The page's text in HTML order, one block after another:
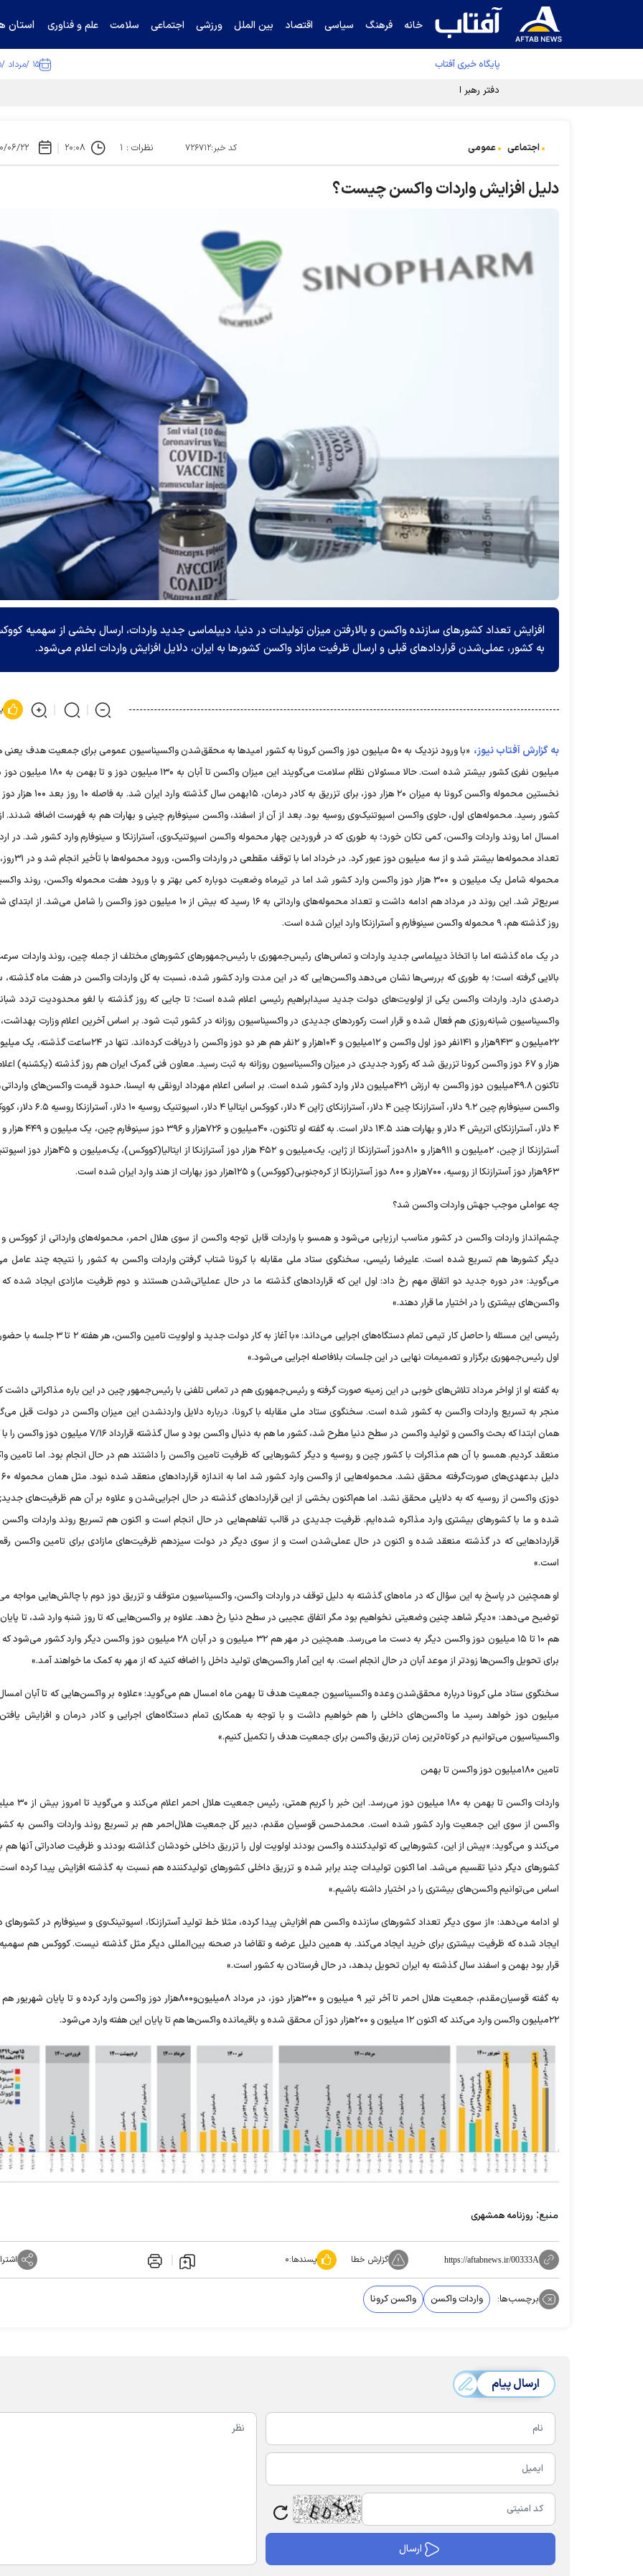
خانه فرهنگ سیاسی اقتصاد بین الملل ورزشی اجتماعی سلامت علم و فناوری استان
پایگاه خبری آفتاب ۱۵ /مرداد /۱۴۰۵
دفتر رهبر انقلاب ادعای خرازی درباره پزشکیان را تکذیب کرد
اجتماعی عمومی کد خبر:۷۲۶۷۱۲ نظرات : ۱ ۲۰:۰۸ ۱۴۰۰/
دلیل افزایش واردات واکسن چیست؟
افزایش تعداد کشورهای سازنده واکسن و بالارفتن میزان تولیدات در دنیا، دیپلماسی جدید واردات، ارسال بخشی از سهمیه
به کشور، عملی‌شدن قراردادهای قبلی و ارسال ظرفیت مازاد واکسن کشورها به ایران، دلایل افزایش واردات اعلام می‌شود.
به گزارش آفتاب نیوز،
میلیون نفری کشور بیشتر شده است. حالا مسئولان نظام سلامت می‌گویند این میزان واکسن تا
نخستین محموله واکسن کرونا به میزان ۲۰ هزار دوز، برای تزریق به کادر
کشور رسید. محموله‌های اول، حاوی واکسن اسپوتنیک‌وی روسیه بود. بعد از آن از اسفند، واکسن‌ سینوفارم چینی و بهارات هم به فهرست اضافه شدند.
امسال اما روند واردات واکسن، کمی تکان خورد؛ به‌ طوری‌ که در فروردین چهار محموله واکسن اسپوتنیک‌وی، آسترازنکا و سینوفارم وارد کشور شد. در
تعداد محموله‌ها بیشتر شد و از سه میلیون
محموله شامل یک میلیون و ۳۰۰ هزار دوز واکسن وارد کشور شد اما در تیرماه وضعیت دوباره کمی بهتر و با ورود هفت محموله واکسن، روند
سریع‌تر شد. این روند در مرداد هم ادامه داشت و تعداد محموله‌های وارداتی به ۱۶ رسید که بیش از ۱۰ میلیون دوز واکسن را شامل
روز گذشته هم، ۹ محموله واکسن سینوفارم و آسترازنکا وارد ایران شده است.
در یک‌ ماه گذشته اما با اتخاذ دیپلماسی جدید واردات و تماس‌های رئیس‌جمهوری با رئیس‌جمهورهای کشورهای مختلف از جمله چین، روند واردات
درصدی دارد. واردات واکسن یکی از اولویت‌های دولت جدید سیدابراهیم رئیسی اعلام شده است؛ تا جایی که روز گذشته با لغو محدودیت تردد
واکسیناسیون شبانه‌روزی هم فعال شده و قرار است رکوردهای جدیدی در واکسیناسیون روزانه در کشور ثبت شود. بر اساس آخرین اعلام وزارت بهداشت،
هزار و ۶۷ دوز واکسن کرونا تزریق شد که رکورد جدیدی در میزان واکسیناسیون روزانه به ثبت رسید. معاون فنی گمرک ایران هم روز گذشته (یکشنبه)
تاکنون ۴۹.۸میلیون دوز واکسن به ارزش ۴۲۱میلیون دلار وارد کشور شده است. بر اساس اعلام مهرداد ارونقی به ایسنا، حدود قیمت واکسن‌های
واکسن سینوفارم چین ۹.۲ دلار، آسترازنکا چین ۴ دلار، آسترازنکای ژاپن ۴ دلار،
آسترازنکا از چین، ۲میلیون و ۹۱۱هزار و ۸۱۰دوز آسترازنکا از ژاپن، یک‌میلیون و ۴۵۲ هزار دوز
۹۶۳هزار دوز آسترازنکا از روسیه، ۷۰۰هزار و ۸۰۰ دوز آسترازنکا از کره‌جنوبی(کووکس) و ۱۲۵هزار دوز بهارات از هند وارد ایران شده است.
چه عواملی موجب جهش واردات واکسن شد؟
چشم‌انداز واردات واکسن در کشور مناسب ارزیابی می‌شود و همسو با واردات قابل توجه واکسن از سوی هلال‌ احمر، محموله‌های وارداتی از کووکس و
دیگر کشورها هم تسریع شده است. علیرضا رئیسی، سخنگوی ستاد ملی مقابله با کرونا شتاب گرفتن واردات واکسن به کشور را نتیجه چند عامل
می‌گوید: «در دوره جدید دو اتفاق مهم رخ داد: اول این که قراردادهای گذشته ما در حال عملیاتی‌شدن هستند و دوم ظرفیت مازادی ایجاد شده
واکسن‌های بیشتری را در اختیار ما قرار دهند.»
رئیسی این مسئله را حاصل کار تیمی تمام دستگاه‌های اجرایی می‌داند: «با آغاز به‌ کار دولت جدید
اول رئیس‌جمهوری برگزار و تصمیمات نهایی در این جلسات بلافاصله اجرایی می‌شود.»
به‌ گفته او از اواخر مرداد تلاش‌های خوبی در این زمینه صورت گرفته و رئیس‌جمهوری هم در تماس تلفنی با رئیس‌جمهور چین در این‌ باره مذاکراتی داشت
منجر به تسریع واردات واکسن به کشور شده است. سخنگوی ستاد ملی مقابله با کرونا، درباره دلایل واردنشدن این میزان واکسن در دولت قبل
همان ابتدا که بحث واکسن و تولید واکسن در سطح دنیا مطرح شد، کشور ما هم به‌ دنبال واکسن بود و سال گذشته
منعقد کردیم. همسو با آن هم مذاکرات با کشور چین و روسیه و دیگر کشورهایی که ظرفیت تامین واکسن را داشتند هم در حال انجام بود. اما تامین
دلیل
دوزی واکسن از روسیه که به دلایلی محقق نشد. اما هم‌اکنون بخشی از این قراردادهای گذشته در حال اجرایی‌شدن و علاوه بر آن هم ظرفیت‌های
شده و ما با کشورهای بیشتری وارد مذاکره شده‌ایم. ظرفیت جدیدی در قالب تفاهم‌هایی در حال انجام است و اکنون هم تسریع روند واردات واکسن
قراردادهایی که در گذشته منعقد شده و اکنون در حال عملی‌شدن است و از سوی دیگر در دولت سیزدهم ظرفیت‌های مازادی برای تامین واکسن
است.»
او همچنین در پاسخ به این سؤال که در ماه‌های گذشته به‌ دلیل توقف در واردات واکسن، واکسیناسیون متوقف و تزریق دوز دوم با چالش‌هایی مواجه
توضیح می‌دهد: «دیگر شاهد چنین وضعیتی نخواهیم بود مگر اتفاق عجیبی در سطح دنیا رخ دهد. علاوه بر واکسن‌هایی که تا روز شنبه وارد شد، تا
هم ۱۰ تا ۱۵ میلیون دوز واکسن دیگر به‌ دست ما می‌رسد. همچنین در مهر هم ۳۲ میلیون و در آبان ۲۸ میلیون دوز واکسن دیگر وارد
برای تحویل واکسن‌ها زودتر از موعد آبان در حال انجام است. به این آمار واکسن‌های تولید داخل را اضافه کنید که از مهر به کمک ما خواهند آمد.»
میلیون دوز خواهد رسید ما واکسن‌های داخلی را هم خواهیم داشت و با توجه به همکاری تمام دستگاه‌های اجرایی و کادر درمان و افزایش
واکسیناسیون می‌توانیم در کوتاه‌ترین زمان تزریق واکسن برای جمعیت هدف را تکمیل کنیم.»
تامین ۱۸۰میلیون دوز واکسن تا بهمن
واردات واکسن تا بهمن به ۱۸۰ میلیون
واکسن از سوی این جمعیت وارد کشور شده است. محمدحسن قوسیان مقدم، دبیر کل جمعیت هلال‌احمر هم بر تسریع روند واردات واکسن به
می‌کند و می‌گوید: «پیش از این، کشورهایی که تولیدکننده واکسن بودند اولویت اول را تزریق داخلی خودشان گذاشته بودند و ظرفیت صادراتی آنها هم
کشورهای دیگر دنیا تقسیم می‌شد. اما اکنون تولیدات چند برابر شده و تزریق داخلی کشورهای تولیدکننده هم نسبت به گذشته افزایش پیدا کرده
اساس می‌توانیم واکسن‌های بیشتری را در اختیار داشته باشیم.»
او ادامه می‌دهد: «از سوی دیگر تعداد کشورهای سازنده واکسن هم افزایش پیدا کرده، مثلا خط تولید آسترازنکا، اسپوتینک‌وی و سینوفارم در کشورهای
ایجاد شده که ظرفیت بیشتری برای خرید ایجاد می‌کند. به همین دلیل عرضه و تقاضا در صحنه بین‌المللی دیگر مثل گذشته نیست. کووکس هم
قرار بود بهمن و اسفند سال گذشته به ایران تحویل بدهد، در حال فرستادن به کشور است.»
به‌ گفته قوسیان‌مقدم، جمعیت هلال احمر تا آخر تیر ۹ میلیون‌ و ۳۰۰هزار دوز، در مرداد ۸میلیون‌و۸۰۰هزار دوز واکسن وارد کرده و تا
۲۲میلیون واکسن وارد می‌کند که اکنون ۱۲ میلیون‌ و ۲۰۰هزار دوز آن محقق شده و باقیمانده واکسن‌ها هم تا پایان این هفته وارد می‌شود.
منبع: روزنامه همشهری
https://aftabnews.ir/00333A گزارش خطا پسندها:۰
برچسب‌ها: واردات واکسن واکسن کرونا
ارسال پیام